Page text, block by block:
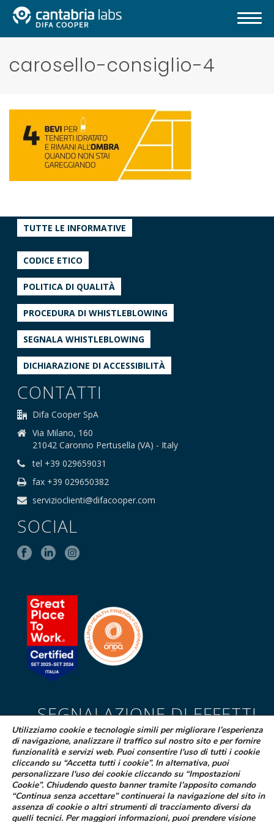
carosello-consiglio-4
TUTTE LE INFORMATIVE
CODICE ETICO
POLITICA DI QUALITÀ
PROCEDURA DI WHISTLEBLOWING
SEGNALA WHISTLEBLOWING
DICHIARAZIONE DI ACCESSIBILITÀ
CONTATTI
Difa Cooper SpA
Via Milano, 160
21042 Caronno Pertusella (VA) - Italy
tel +39 029659031
fax +39 029650382
servizioclienti@difacooper.com
SOCIAL
SEGNALAZIONE DI EFFETTI
INDESIDERATI DA FARMACI
Se sospetti di aver avuto effetti indesiderati durante l’assunzione di
uno dei medicinali Difa Cooper o ne hai riscontrato dei difetti puoi
segnalarlo immediatamente al tuo medico curante, al farmacista
oppure alla struttura sanitaria di riferimento
LEGGI COME FARE
Utilizziamo cookie e tecnologie simili per migliorare l’esperienza
di navigazione, analizzare il traffico sul nostro sito e per fornire
funzionalità e servizi web. Puoi consentire l'uso di tutti i cookie
cliccando su “Accetta tutti i cookie”. In alternativa, puoi
personalizzare l'uso dei cookie cliccando su “Impostazioni
Cookie”. Chiudendo questo banner tramite l’apposito comando
“Continua senza accettare” continuerai la navigazione del sito in
assenza di cookie o altri strumenti di tracciamento diversi da
quelli tecnici. Per maggiori informazioni, puoi prendere visione